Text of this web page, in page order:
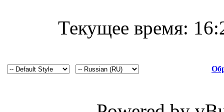
Текущее время: